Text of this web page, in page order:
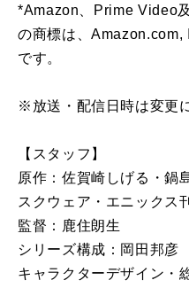
*Amazon、Prime Video
の商標は、Amazon.com,
です。
※放送・配信日時は変更
【スタッフ】
原作：佐賀崎しげる・鍋
スクウェア・エニックス
監督：鹿住朗生
シリーズ構成：岡田邦彦
キャラクターデザイン・